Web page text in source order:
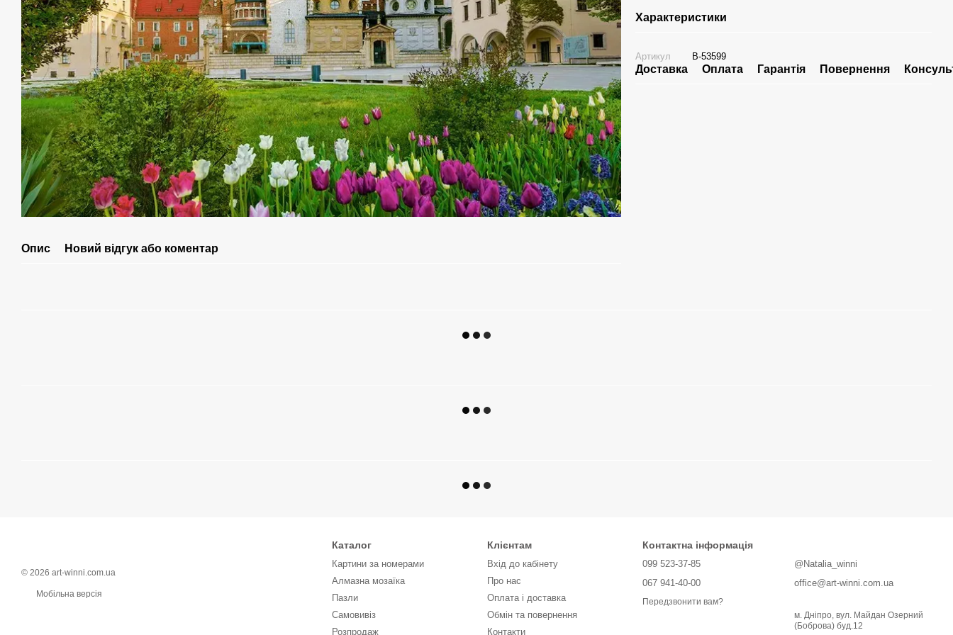
Опис Новий відгук або коментар
Характеристики
Артикул B-53599
Доставка Оплата Гарантія Повернення
© 2026 art-winni.com.ua
Мобільна версія
Каталог
Картини за номерами
Алмазна мозаїка
Пазли
Самовивіз
Розпродаж
Клієнтам
Вхід до кабінету
Про нас
Оплата і доставка
Обмін та повернення
Контакти
Контактна інформація
099 523-37-85
067 941-40-00
Передзвонити вам?
@Natalia_winni
office@art-winni.com.ua
м. Дніпро, вул. Майдан Озерний
(Боброва) буд.12